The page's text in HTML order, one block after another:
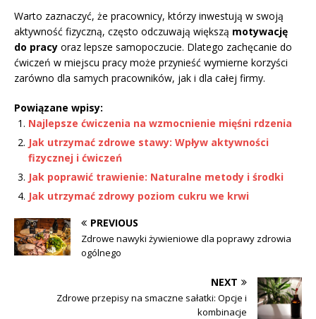
Warto zaznaczyć, że pracownicy, którzy inwestują w swoją
aktywność fizyczną, często odczuwają większą motywację
do pracy oraz lepsze samopoczucie. Dlatego zachęcanie do
ćwiczeń w miejscu pracy może przynieść wymierne korzyści
zarówno dla samych pracowników, jak i dla całej firmy.
Powiązane wpisy:
Najlepsze ćwiczenia na wzmocnienie mięśni rdzenia
Jak utrzymać zdrowe stawy: Wpływ aktywności
fizycznej i ćwiczeń
Jak poprawić trawienie: Naturalne metody i środki
Jak utrzymać zdrowy poziom cukru we krwi
PREVIOUS
Zdrowe nawyki żywieniowe dla poprawy zdrowia
ogólnego
NEXT
Zdrowe przepisy na smaczne sałatki: Opcje i
kombinacje